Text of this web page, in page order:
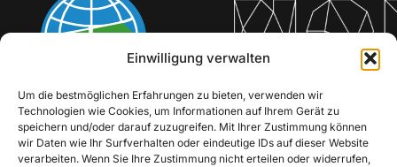
Einwilligung verwalten
Um die bestmöglichen Erfahrungen zu bieten, verwenden wir
Technologien wie Cookies, um Informationen auf Ihrem Gerät zu
speichern und/oder darauf zuzugreifen. Mit Ihrer Zustimmung können
wir Daten wie Ihr Surfverhalten oder eindeutige IDs auf dieser Website
verarbeiten. Wenn Sie Ihre Zustimmung nicht erteilen oder widerrufen,